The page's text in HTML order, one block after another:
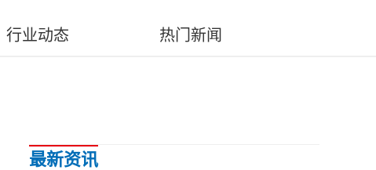
行业动态 热门新闻
最新资讯